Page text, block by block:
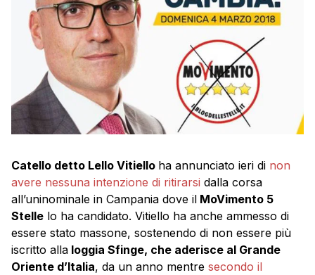
Catello detto Lello Vitiello ha annunciato ieri di non
avere nessuna intenzione di ritirarsi dalla corsa
all’uninominale in Campania dove il MoVimento 5
Stelle lo ha candidato. Vitiello ha anche ammesso di
essere stato massone, sostenendo di non essere più
iscritto alla loggia Sfinge, che aderisce al Grande
Oriente d’Italia, da un anno mentre secondo il